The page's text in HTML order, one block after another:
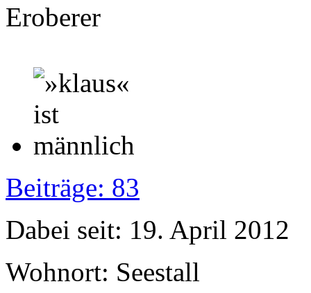
Eroberer
Beiträge: 83
Dabei seit: 19. April 2012
Wohnort: Seestall